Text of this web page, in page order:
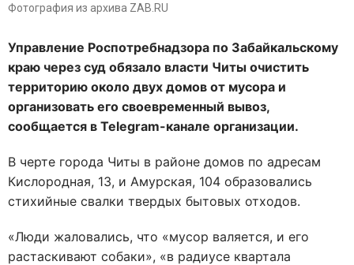
Фотография из архива ZAB.RU
Управление Роспотребнадзора по Забайкальскому
краю через суд обязало власти Читы очистить
территорию около двух домов от мусора и
организовать его своевременный вывоз,
сообщается в Telegram-канале организации.
В черте города Читы в районе домов по адресам
Кислородная, 13, и Амурская, 104 образовались
стихийные свалки твердых бытовых отходов.
«Люди жаловались, что «мусор валяется, и его
растаскивают собаки», «в радиусе квартала